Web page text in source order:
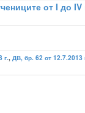
от I до
г., ДВ, бр. 62 от 12.7.2013